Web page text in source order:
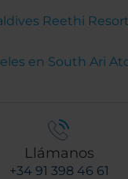
Reethi Resort
en South Ari
Llámanos
+34 91 398 46 61